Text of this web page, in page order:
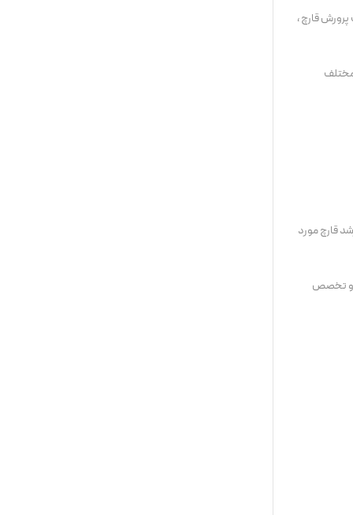
قارچ ،
قارچ مورد
و تخصص